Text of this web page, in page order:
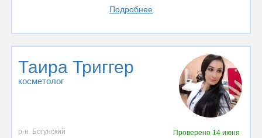
Подробнее
Таира Триггер
косметолог
р-н. Богунский Проверено 14 июня